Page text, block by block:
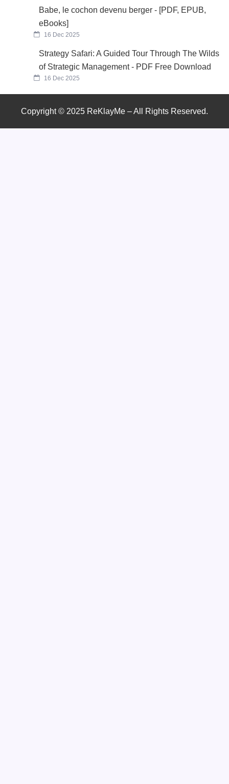
Babe, le cochon devenu berger - [PDF, EPUB,
eBooks]
16 Dec 2025
Strategy Safari: A Guided Tour Through The Wilds
of Strategic Management - PDF Free Download
16 Dec 2025
Copyright © 2025 ReKlayMe – All Rights Reserved.